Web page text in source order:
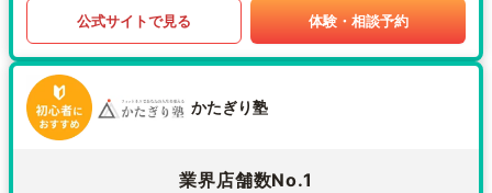
公式サイトで見る 体験・相談予約
かたぎり塾
業界店舗数No.1